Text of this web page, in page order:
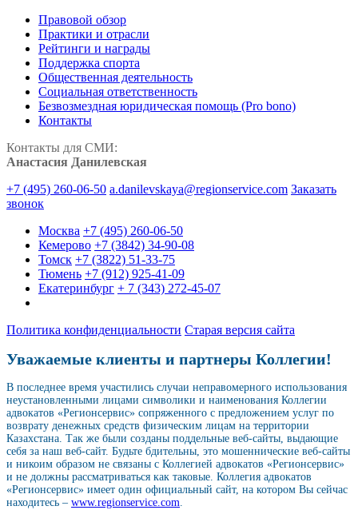
Правовой обзор
Практики и отрасли
Рейтинги и награды
Поддержка спорта
Общественная деятельность
Социальная ответственность
Безвозмездная юридическая помощь (Pro bono)
Контакты
Контакты для СМИ:
Анастасия Данилевская
+7 (495) 260-06-50 a.danilevskaya@regionservice.com Заказать
звонок
Москва +7 (495) 260-06-50
Кемерово +7 (3842) 34-90-08
Томск +7 (3822) 51-33-75
Тюмень +7 (912) 925-41-09
Екатеринбург + 7 (343) 272-45-07
Политика конфиденциальности Старая версия сайта
Уважаемые клиенты и партнеры Коллегии!
В последнее время участились случаи неправомерного использования
неустановленными лицами символики и наименования Коллегии
адвокатов «Регионсервис» сопряженного с предложением услуг по
возврату денежных средств физическим лицам на территории
Казахстана. Так же были созданы поддельные веб-сайты, выдающие
себя за наш веб-сайт. Будьте бдительны, это мошеннические веб-сайты
и никоим образом не связаны с Коллегией адвокатов «Регионсервис»
и не должны рассматриваться как таковые. Коллегия адвокатов
«Регионсервис» имеет один официальный сайт, на котором Вы сейчас
находитесь – www.regionservice.com.